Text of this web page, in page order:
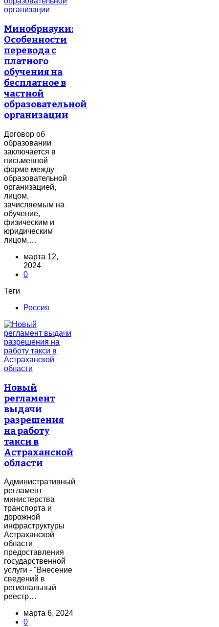
Минобрнауки:
Особенности
перевода с
платного
обучения на
бесплатное в
частной
образовательной
организации
Договор об
образовании
заключается в
письменной
форме между
образовательной
организацией,
лицом,
зачисляемым на
обучение,
физическим и
юридическим
лицом,…
марта 12,
2024
0
Теги
Россия
Новый
регламент
выдачи
разрешения
на работу
такси в
Астраханской
области
Административный
регламент
министерства
транспорта и
дорожной
инфраструктуры
Астраханской
области
предоставления
государственной
услуги - "Внесение
сведений в
региональный
реестр…
марта 6, 2024
0